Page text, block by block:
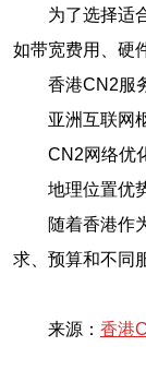
为了选择适
如带宽费用、硬
香港CN2服
亚洲互联网
CN2网络优
地理位置优
随着香港作
求、预算和不同
来源： 香港